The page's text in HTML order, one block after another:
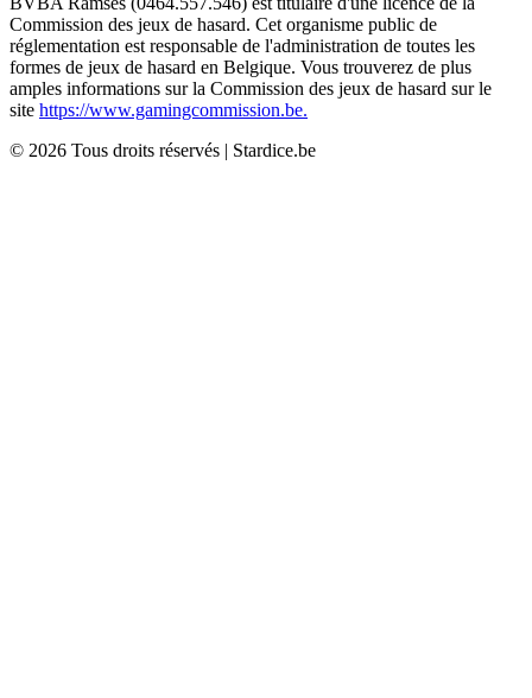
Commission des jeux de hasard. Cet organisme public de
réglementation est responsable de l'administration de toutes les
formes de jeux de hasard en Belgique. Vous trouverez de plus
amples informations sur la Commission des jeux de hasard sur le
site https://www.gamingcommission.be.
© 2026 Tous droits réservés | Stardice.be